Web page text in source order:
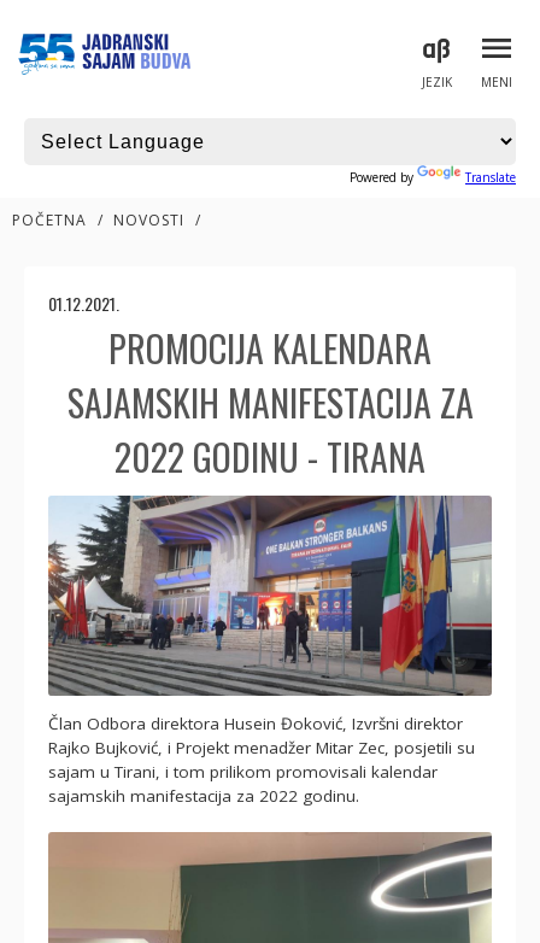
MENI
JEZIK
Powered by Translate
POČETNA / NOVOSTI /
01.12.2021.
PROMOCIJA KALENDARA
SAJAMSKIH MANIFESTACIJA ZA
2022 GODINU - TIRANA
Član Odbora direktora Husein Đoković, Izvršni direktor
Rajko Bujković, i Projekt menadžer Mitar Zec, posjetili su
sajam u Tirani, i tom prilikom promovisali kalendar
sajamskih manifestacija za 2022 godinu.